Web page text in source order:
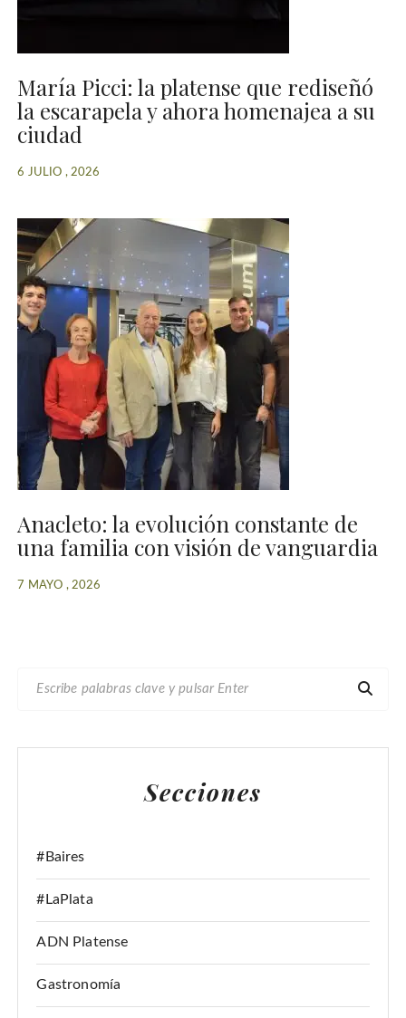
María Picci: la platense que rediseñó
la escarapela y ahora homenajea a su
ciudad
6 JULIO , 2026
Anacleto: la evolución constante de
una familia con visión de vanguardia
7 MAYO , 2026
C
Secciones
#Baires
#LaPlata
ADN Platense
Gastronomía